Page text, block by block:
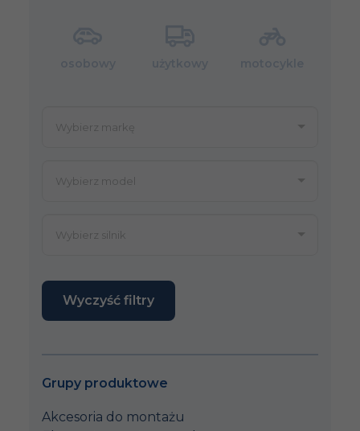
Wyczyść filtry
Grupy produktowe
Akcesoria do montażu